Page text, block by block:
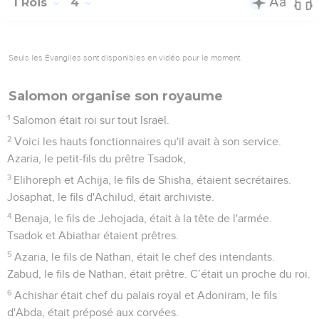
Seuls les Évangiles sont disponibles en vidéo pour le moment.
Salomon organise son royaume
1 Salomon était roi sur tout Israël.
2 Voici les hauts fonctionnaires qu'il avait à son service.
Azaria, le petit-fils du prêtre Tsadok,
3 Elihoreph et Achija, le fils de Shisha, étaient secrétaires.
Josaphat, le fils d'Achilud, était archiviste.
4 Benaja, le fils de Jehojada, était à la tête de l'armée.
Tsadok et Abiathar étaient prêtres.
5 Azaria, le fils de Nathan, était le chef des intendants.
Zabud, le fils de Nathan, était prêtre. C’était un proche du roi.
6 Achishar était chef du palais royal et Adoniram, le fils
d'Abda, était préposé aux corvées.